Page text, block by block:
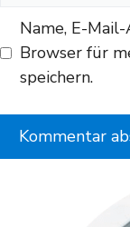
Name, E-
Browser für
speichern.